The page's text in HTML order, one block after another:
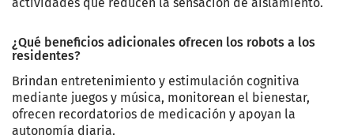
¿Qué beneficios adicionales ofrecen los robots a los
residentes?
Brindan entretenimiento y estimulación cognitiva
mediante juegos y música, monitorean el bienestar,
ofrecen recordatorios de medicación y apoyan la
autonomía diaria.